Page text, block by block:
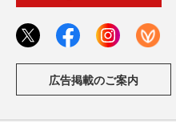
広告掲載のご案内